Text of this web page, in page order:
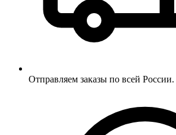
Отправляем заказы по всей России.